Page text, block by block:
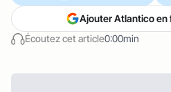
Écoutez cet article0:00min
Ajouter Atlantico en